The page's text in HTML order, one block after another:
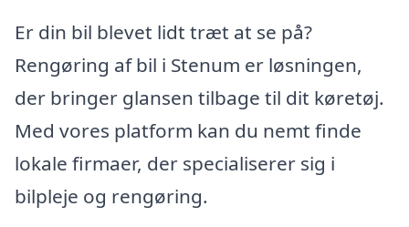
Er din bil blevet lidt træt at se på?
Rengøring af bil i Stenum er løsningen,
der bringer glansen tilbage til dit køretøj.
Med vores platform kan du nemt finde
lokale firmaer, der specialiserer sig i
bilpleje og rengøring.